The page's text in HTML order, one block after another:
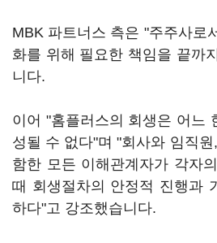
MBK 파트너스 측은 "주주사로
화를 위해 필요한 책임을 끝까
니다.
이어 "홈플러스의 회생은 어느
성될 수 없다"며 "회사와 임직
함한 모든 이해관계자가 각자
때 회생절차의 안정적 진행과
하다"고 강조했습니다.